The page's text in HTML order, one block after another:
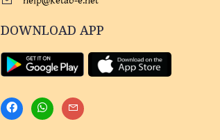
DOWNLOAD APP